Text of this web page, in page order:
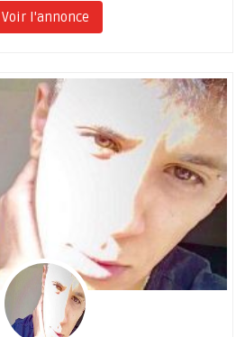
Voir l'annonce